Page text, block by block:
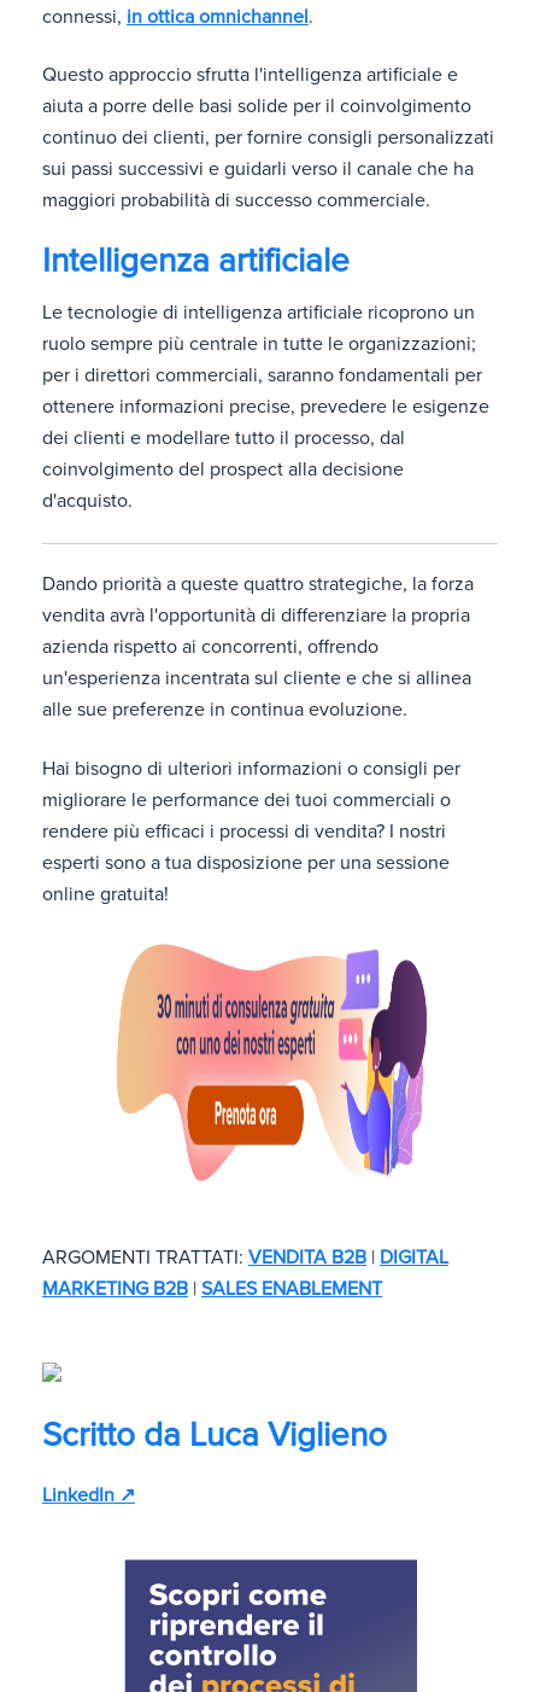
connessi, in ottica omnichannel.
Questo approccio sfrutta l'intelligenza artificiale e
aiuta a porre delle basi solide per il coinvolgimento
continuo dei clienti, per fornire consigli personalizzati
sui passi successivi e guidarli verso il canale che ha
maggiori probabilità di successo commerciale.
Intelligenza artificiale
Le tecnologie di intelligenza artificiale ricoprono un
ruolo sempre più centrale in tutte le organizzazioni;
per i direttori commerciali, saranno fondamentali per
ottenere informazioni precise, prevedere le esigenze
dei clienti e modellare tutto il processo, dal
coinvolgimento del prospect alla decisione
d'acquisto.
Dando priorità a queste quattro strategiche, la forza
vendita avrà l'opportunità di differenziare la propria
azienda rispetto ai concorrenti, offrendo
un'esperienza incentrata sul cliente e che si allinea
alle sue preferenze in continua evoluzione.
Hai bisogno di ulteriori informazioni o consigli per
migliorare le performance dei tuoi commerciali o
rendere più efficaci i processi di vendita? I nostri
esperti sono a tua disposizione per una sessione
online gratuita!
ARGOMENTI TRATTATI: VENDITA B2B | DIGITAL
MARKETING B2B | SALES ENABLEMENT
Scritto da Luca Viglieno
LinkedIn ↗